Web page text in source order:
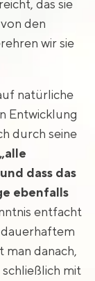
das sie
den
wir sie
natürliche
Entwicklung
durch seine
„alle
dass das
ebenfalls
entfacht
man danach,
mit